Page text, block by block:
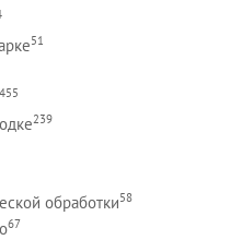
51
455
239
обработки58
67